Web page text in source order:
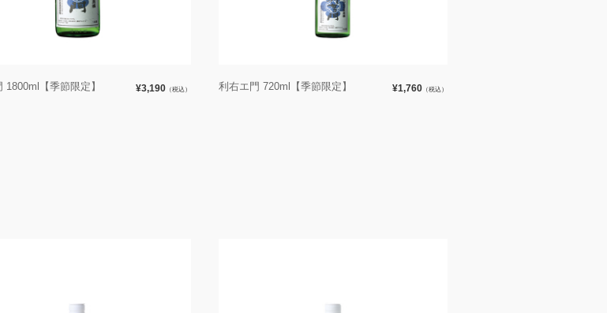
1800ml【季節限定】 ¥3,190 （税込） 利右エ門 720ml【季節限定】 ¥1,760 （税込）